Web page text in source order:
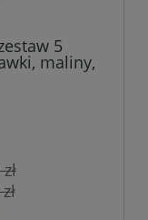
5
maliny,